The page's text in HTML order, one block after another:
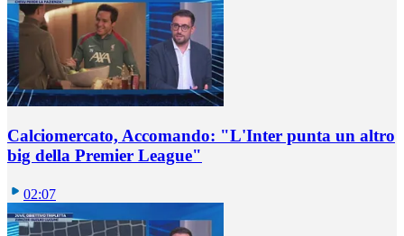
Calciomercato, Accomando: "L'Inter punta un altro
big della Premier League"
02:07